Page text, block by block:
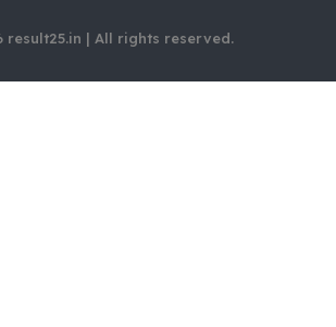
result25.in | All rights reserved.